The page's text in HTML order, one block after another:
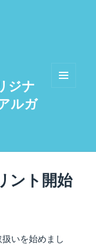
ジナ
ルガ
ント開始
いを始めまし